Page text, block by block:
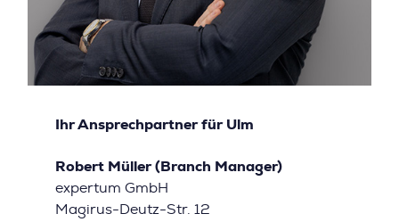
Ihr Ansprechpartner für Ulm
Robert Müller (Branch Manager)
expertum GmbH
Magirus-Deutz-Str. 12